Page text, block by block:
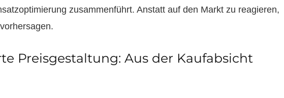
zusammenführt. Anstatt auf den Markt zu reagieren,
Preisgestaltung: Aus der Kaufabsicht